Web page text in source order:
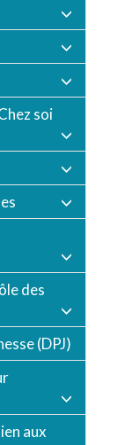
soi
des
(DPJ)
aux